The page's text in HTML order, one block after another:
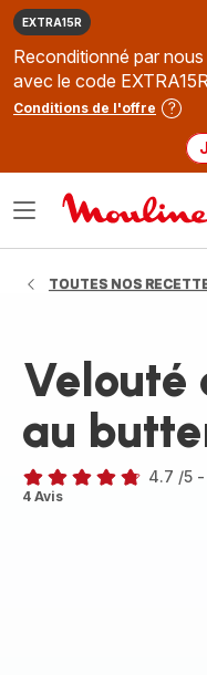
EXTRA15R
Reconditionné par
avec le code
Conditions de l'offre
Ouvrir
TOUTES NOS
Velouté
au
ratings.4.7
4.7 /5 -
4 Avis